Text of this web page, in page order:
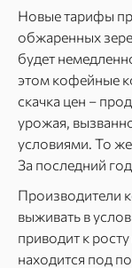
Новые тарифы
обжаренных
будет
этом кофейные
скачка цен –
урожая,
условиями. То
За последний
Производители
выживать в
приводит к
находится под